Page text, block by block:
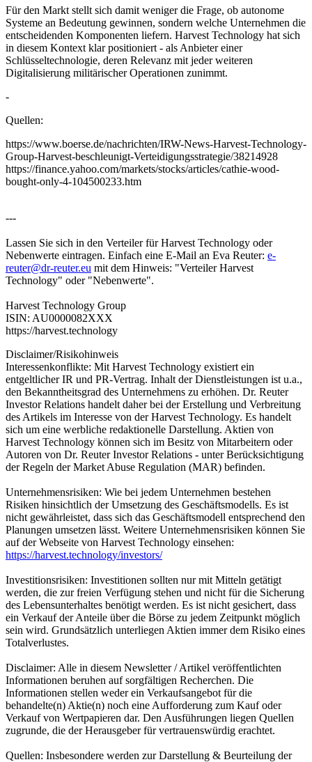
Für den Markt stellt sich damit weniger die Frage, ob autonome
Systeme an Bedeutung gewinnen, sondern welche Unternehmen die
entscheidenden Komponenten liefern. Harvest Technology hat sich
in diesem Kontext klar positioniert - als Anbieter einer
Schlüsseltechnologie, deren Relevanz mit jeder weiteren
Digitalisierung militärischer Operationen zunimmt.
-
Quellen:
https://www.boerse.de/nachrichten/IRW-News-Harvest-Technology-
Group-Harvest-beschleunigt-Verteidigungsstrategie/38214928
https://finance.yahoo.com/markets/stocks/articles/cathie-wood-
bought-only-4-104500233.htm
---
Lassen Sie sich in den Verteiler für Harvest Technology oder
Nebenwerte eintragen. Einfach eine E-Mail an Eva Reuter: e-
reuter@dr-reuter.eu mit dem Hinweis: "Verteiler Harvest
Technology" oder "Nebenwerte".
Harvest Technology Group
ISIN: AU0000082XXX
https://harvest.technology
Disclaimer/Risikohinweis
Interessenkonflikte: Mit Harvest Technology existiert ein
entgeltlicher IR und PR-Vertrag. Inhalt der Dienstleistungen ist u.a.,
den Bekanntheitsgrad des Unternehmens zu erhöhen. Dr. Reuter
Investor Relations handelt daher bei der Erstellung und Verbreitung
des Artikels im Interesse von der Harvest Technology. Es handelt
sich um eine werbliche redaktionelle Darstellung. Aktien von
Harvest Technology können sich im Besitz von Mitarbeitern oder
Autoren von Dr. Reuter Investor Relations - unter Berücksichtigung
der Regeln der Market Abuse Regulation (MAR) befinden.
Unternehmensrisiken: Wie bei jedem Unternehmen bestehen
Risiken hinsichtlich der Umsetzung des Geschäftsmodells. Es ist
nicht gewährleistet, dass sich das Geschäftsmodell entsprechend den
Planungen umsetzen lässt. Weitere Unternehmensrisiken können Sie
auf der Webseite von Harvest Technology einsehen:
https://harvest.technology/investors/
Investitionsrisiken: Investitionen sollten nur mit Mitteln getätigt
werden, die zur freien Verfügung stehen und nicht für die Sicherung
des Lebensunterhaltes benötigt werden. Es ist nicht gesichert, dass
ein Verkauf der Anteile über die Börse zu jedem Zeitpunkt möglich
sein wird. Grundsätzlich unterliegen Aktien immer dem Risiko eines
Totalverlustes.
Disclaimer: Alle in diesem Newsletter / Artikel veröffentlichten
Informationen beruhen auf sorgfältigen Recherchen. Die
Informationen stellen weder ein Verkaufsangebot für die
behandelte(n) Aktie(n) noch eine Aufforderung zum Kauf oder
Verkauf von Wertpapieren dar. Den Ausführungen liegen Quellen
zugrunde, die der Herausgeber für vertrauenswürdig erachtet.
Quellen: Insbesondere werden zur Darstellung & Beurteilung der